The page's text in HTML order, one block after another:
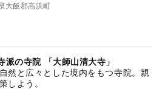
大飯郡高浜町
派の寺院 「大師山清大寺」
然と広々とした境内をもつ寺院。親
しよう。